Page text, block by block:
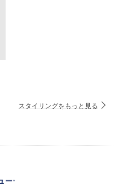
スタイリングをもっと見る